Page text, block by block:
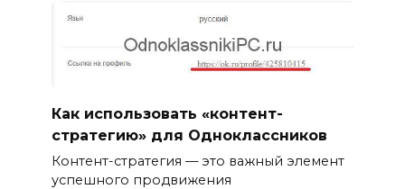
Как использовать «контент-
стратегию» для Одноклассников
Контент-стратегия — это важный элемент
успешного продвижения